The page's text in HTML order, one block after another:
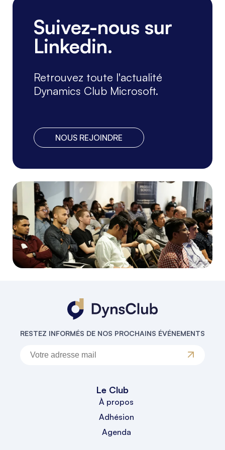
ERP, CRM, BI, ...
Le DynsClub sera présent au Salon
Porte de Versailles. Venez nous
rencontrer sur ...Lire la suite
Suivez-nous sur
Linkedin.
Retrouvez toute l'actualité
Dynamics Club Microsoft.
NOUS REJOINDRE
RESTEZ INFORMÉS DE NOS PROCHAINS ÉVÉNEMENTS
Le Club
À propos
Adhésion
Agenda